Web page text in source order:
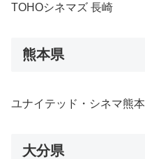
TOHOシネマズ 長崎
熊本県
ユナイテッド・シネマ熊本
大分県